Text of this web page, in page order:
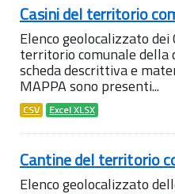
Casini del territorio
Elenco geolocalizzato dei
territorio comunale
scheda descrittiva e
MAPPA sono presenti...
CSV Excel XLSX
Cantine del territorio
Elenco geolocalizzato